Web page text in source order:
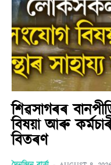
শিৱসাগৰৰ
বিষয়া আৰু
বিতৰণ